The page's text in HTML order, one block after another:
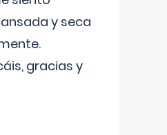
y seca
gracias y